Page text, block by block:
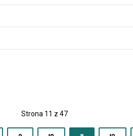
Strona 11 z 47